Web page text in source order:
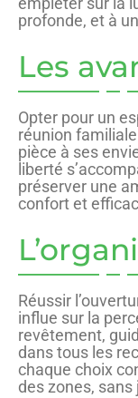
profonde, et à
Les
Opter pour un
réunion
pièce à ses
liberté
préserver une
confort et
Réussir
influe sur la
revêtement,
dans tous les
chaque choix
des zones,